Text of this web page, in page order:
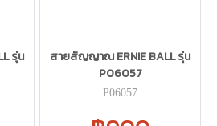
รุ่น
สายสัญญาณ ERNIE BALL รุ่น
P06057
P06057